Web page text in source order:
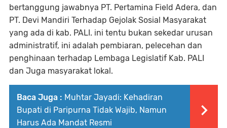
bertanggung jawabnya PT. Pertamina Field Adera, dan
PT. Devi Mandiri Terhadap Gejolak Sosial Masyarakat
yang ada di kab. PALI. ini tentu bukan sekedar urusan
administratif, ini adalah pembiaran, pelecehan dan
penghinaan terhadap Lembaga Legislatif Kab. PALI
dan Juga masyarakat lokal.
Baca Juga : Muhtar Jayadi: Kehadiran
Bupati di Paripurna Tidak Wajib, Namun
Harus Ada Mandat Resmi